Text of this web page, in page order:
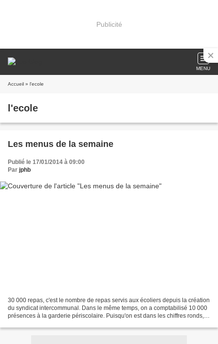
Publicité
MENU
Accueil » l'ecole
l'ecole
Les menus de la semaine
Publié le 17/01/2014 à 09:00
Par jphb
30 000 repas, c'est le nombre de repas servis aux écoliers depuis la création
du syndicat intercommunal. Dans le même temps, on a comptabilisé 10 000
présences à la garderie périscolaire. Puisqu'on est dans les chiffres ronds,